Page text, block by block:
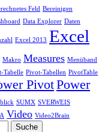
Feld Bereinigen
Data Explorer Daten
Excel 2013 Excel
Makro Measures Menüband
Tabelle Pivot-Tabellen PivotTable
PivotPower
SUMX SVERWEIS
Video Video2Brain